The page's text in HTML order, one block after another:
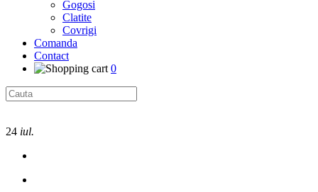
Gogosi
Clatite
Covrigi
Comanda
Contact
0
24 iul.